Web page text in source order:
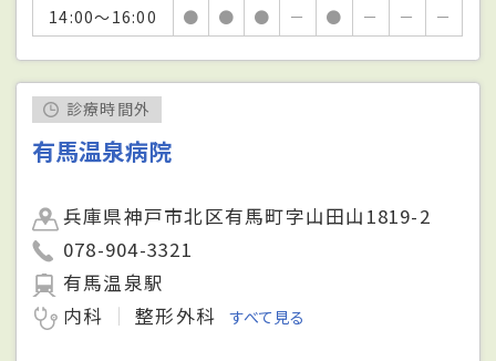
14:00～16:00
● ● ● － ● － － －
診療時間外
有馬温泉病院
兵庫県神戸市北区有馬町字山田山1819-2
078-904-3321
有馬温泉駅
内科
整形外科 すべて見る